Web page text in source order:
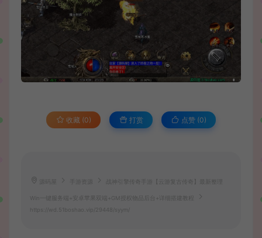
收藏 (0) 打赏 点赞 (0)
手游资源 战神引擎传奇手游【云游复古传奇】最新整理
Win一键服务端+安卓苹果双端+GM授权物品后台+详细搭建教程
https://wd.51boshao.vip/29448/syym/